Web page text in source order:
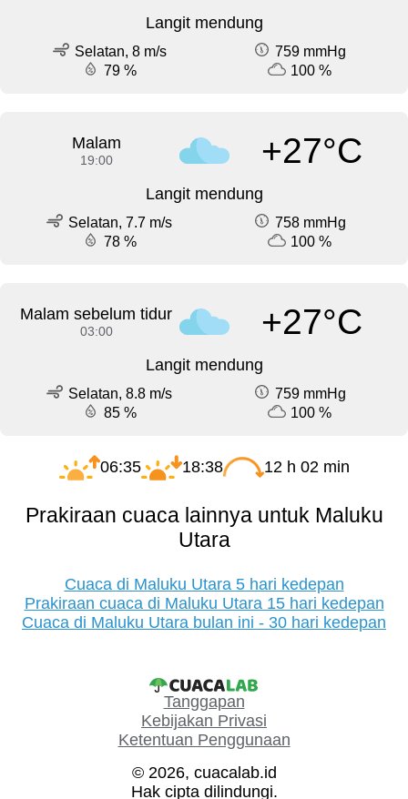
Langit mendung
Selatan, 8 m/s
759 mmHg
79 %
100 %
Malam
19:00 +27°C
Langit mendung
Selatan, 7.7 m/s
758 mmHg
78 %
100 %
Malam sebelum tidur
03:00 +27°C
Langit mendung
Selatan, 8.8 m/s
759 mmHg
85 %
100 %
06:35 18:38 12 h 02 min
Prakiraan cuaca lainnya untuk Maluku
Utara
Cuaca di Maluku Utara 5 hari kedepan
Prakiraan cuaca di Maluku Utara 15 hari kedepan
Cuaca di Maluku Utara bulan ini - 30 hari kedepan
Tanggapan
Kebijakan Privasi
Ketentuan Penggunaan
© 2026, cuacalab.id
Hak cipta dilindungi.